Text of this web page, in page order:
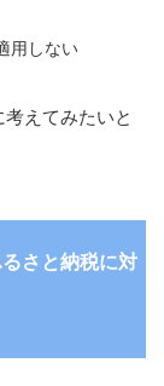
用しない
えてみたいと
さと納税に対